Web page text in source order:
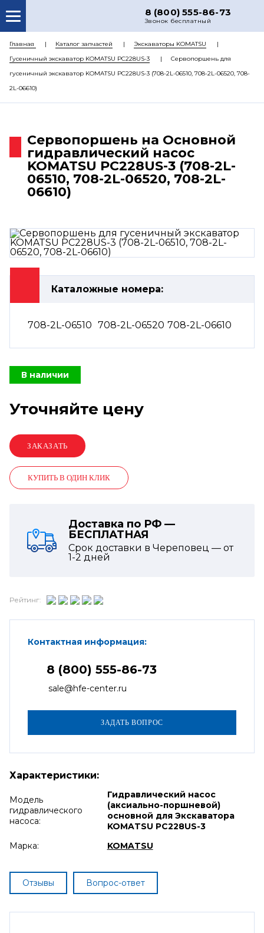
8 (800) 555-86-73
Звонок бесплатный
О НАС
КАТАЛОГ ЗАПЧАСТЕЙ
КОНТАКТЫ
Главная Каталог запчастей
Экскаваторы KOMATSU
Гусеничный экскаватор KOMATSU PC228US-3
Сервопоршень для
гусеничный экскаватор KOMATSU PC228US-3 (708-2L-06510, 708-2L-06520, 708-
2L-06610)
Сервопоршень на Основной
гидравлический насос
KOMATSU PC228US-3 (708-2L-
06510, 708-2L-06520, 708-2L-
06610)
Каталожные номера:
708-2L-06510 708-2L-06520 708-2L-06610
В наличии
Уточняйте цену
КУПИТЬ В ОДИН КЛИК
Доставка по РФ —
БЕСПЛАТНАЯ
Срок доставки в Череповец — от
1-2 дней
Рейтинг:
Контактная информация:
8 (800) 555-86-73
sale@hfe-center.ru
Характеристики:
Модель
гидравлического
насоса:
Гидравлический насос
(аксиально-поршневой)
основной для Экскаватора
KOMATSU PC228US-3
Марка:
KOMATSU
Отзывы Вопрос-ответ